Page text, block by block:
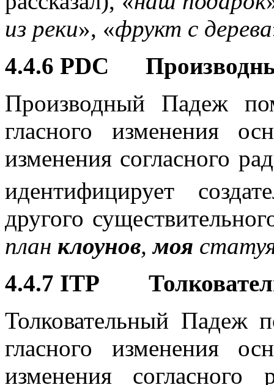
из реки», «фрукт с дерева
4.4.6 PDC
Производный Падеж
гласного изменения
изменения согласного
идентифицирует
другого
план клоунов,моя
4.4.7 ITP
Толковательный Падеж
гласного изменения
изменения согласного